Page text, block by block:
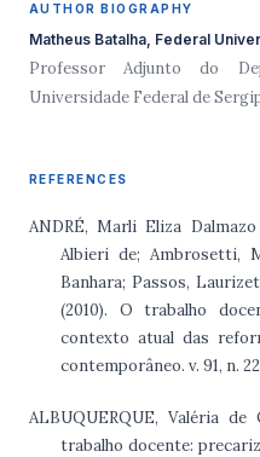
AUTHOR BIOGRAPHY
Matheus Batalha, Federal
Professor Adjunto do
Universidade Federal de
REFERENCES
ANDRÉ, Marli Eliza
Albieri de; Ambrosetti,
Banhara; Passos,
(2010). O trabalho
contexto atual das
contemporâneo. v. 91, n.
ALBUQUERQUE, Valéria
trabalho docente: